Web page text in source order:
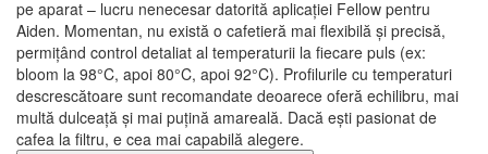
pe aparat – lucru nenecesar datorită aplicației Fellow pentru
Aiden. Momentan, nu există o cafetieră mai flexibilă și precisă,
permițând control detaliat al temperaturii la fiecare puls (ex:
bloom la 98°C, apoi 80°C, apoi 92°C). Profilurile cu temperaturi
descrescătoare sunt recomandate deoarece oferă echilibru, mai
multă dulceață și mai puțină amareală. Dacă ești pasionat de
cafea la filtru, e cea mai capabilă alegere.